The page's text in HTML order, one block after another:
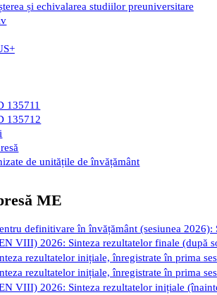
și echivalarea studiilor preuniversitare
135711
135712
de unitățile de învățământ
ME
definitivare în învățământ (sesiunea
VIII) 2026: Sinteza rezultatelor finale (după
rezultatelor inițiale, înregistrate în prima
rezultatelor inițiale, înregistrate în prima
VIII) 2026: Sinteza rezultatelor inițiale